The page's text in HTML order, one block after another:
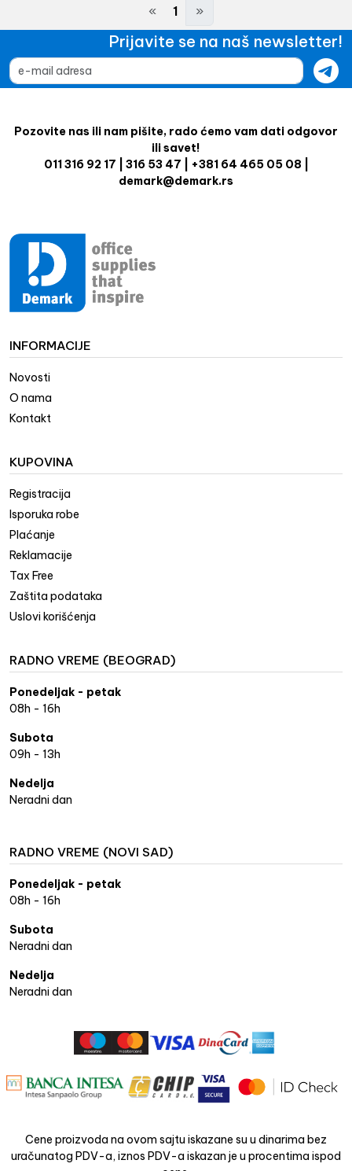
« 1 »
Prijavite se na naš newsletter!
Pozovite nas ili nam pišite, rado ćemo vam dati odgovor
ili savet!
011 316 92 17 | 316 53 47 | +381 64 465 05 08 |
demark@demark.rs
INFORMACIJE
Novosti
O nama
Kontakt
KUPOVINA
Registracija
Isporuka robe
Plaćanje
Reklamacije
Tax Free
Zaštita podataka
Uslovi korišćenja
RADNO VREME (BEOGRAD)
Ponedeljak - petak
08h - 16h
Subota
09h - 13h
Nedelja
Neradni dan
RADNO VREME (NOVI SAD)
Ponedeljak - petak
08h - 16h
Subota
Neradni dan
Nedelja
Neradni dan
Cene proizvoda na ovom sajtu iskazane su u dinarima bez
uračunatog PDV-a, iznos PDV-a iskazan je u procentima ispod